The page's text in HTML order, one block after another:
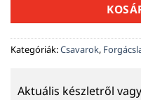
Kategóriák:Csavarok,
Aktuális készletről